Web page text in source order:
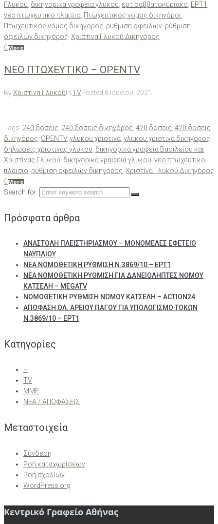
Γλυκού δικηγορικα γραφεια γλυκου ερτ σαββατοκύριακο ΕΡΤ1
νεο πτωχευτικο πλαισιο Πτωχευτικος νομος δικηγόροι
Πτωχευτικός νόμος δικηγορος ρυθμιση οφειλων ρύθμιση
οφειλών δικηγόρος Χριστίνα Γλυκού Δικηγόρος
0 More
ΝΕΟ ΠΤΩΧΕΥΤΙΚΟ – OPENTV
ByΧριστίνα Γλυκού In TVPosted 8 Ιουνίου, 2021
Tags: 240 δόσεις 240 δόσεις δικηγόρος 420 δοσεις 420 δοσεις
δικηγόρος OPENTV, γλυκου χριστινα γλυκου χριστινα δικηγορος
δηλωσεις χριστινας γλυκου δικηγορικά γραφεία Βασιλείου και
Χριστίνας Γλυκού δικηγορικα γραφεια γλυκου νεο πτωχευτικο
πλαισιο ρύθμιση οφειλών δικηγόρος Χριστίνα Γλυκού Δικηγόρος
0 More
Search for:
Πρόσφατα άρθρα
ΑΝΑΣΤΟΛΗ ΠΛΕΙΣΤΗΡΙΑΣΜΟΥ – ΜΟΝΟΜΕΛΕΣ ΕΦΕΤΕΙΟ
ΝΑΥΠΛΙΟΥ
ΝΕΑ ΝΟΜΟΘΕΤΙΚΗ ΡΥΘΜΙΣΗ Ν.3869/10 – ΕΡΤ1
ΝΕΑ ΝΟΜΟΘΕΤΙΚΗ ΡΥΘΜΙΣΗ ΓΙΑ ΔΑΝΕΙΟΛΗΠΤΕΣ ΝΟΜΟΥ
ΚΑΤΣΕΛΗ – MEGATV
ΝΟΜΟΘΕΤΙΚΗ ΡΥΘΜΙΣΗ ΝΟΜΟΥ ΚΑΤΣΕΛΗ – ACTION24
ΑΠΟΦΑΣΗ ΟΛ. ΑΡΕΙΟΥ ΠΑΓΟΥ ΓΙΑ ΥΠΟΛΟΓΙΣΜΟ ΤΟΚΩΝ
Ν.3869/10 – ΕΡΤ1
Kατηγορίες
–
TV
ΜΜΕ
ΝΕΑ / ΑΠΟΦΑΣΕΙΣ
Μεταστοιχεία
Σύνδεση
Ροή καταχωρίσεων
Ροή σχολίων
WordPress.org
Κεντρικό Γραφείο Αθήνας